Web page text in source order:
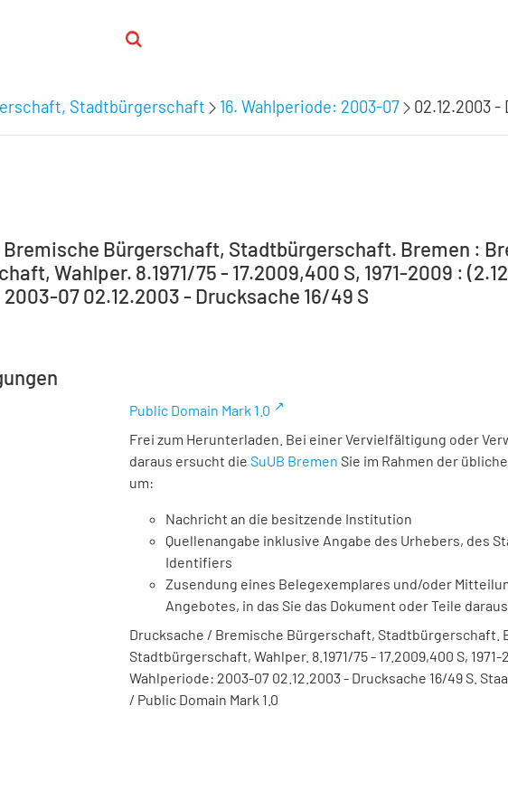
Stadtbürgerschaft 16. Wahlperiode: 2003-07 02.12.2003 -
Bürgerschaft, Stadtbürgerschaft. Bremen :
Wahlper. 8.1971/75 - 17.2009,400 S, 1971-2009 :
07 02.12.2003 - Drucksache 16/49 S
Public Domain Mark 1.0
Frei zum Herunterladen. Bei einer Vervielfältigung oder
daraus ersucht die SuUB Bremen Sie im Rahmen der
um:
Nachricht an die besitzende Institution
Quellenangabe inklusive Angabe des Urhebers, des
Identifiers
Zusendung eines Belegexemplares und/oder
Angebotes, in das Sie das Dokument oder Teile
Drucksache / Bremische Bürgerschaft, Stadtbürgerschaft.
Stadtbürgerschaft, Wahlper. 8.1971/75 - 17.2009,400 S, 1971-
Wahlperiode: 2003-07 02.12.2003 - Drucksache 16/49 S.
/ Public Domain Mark 1.0